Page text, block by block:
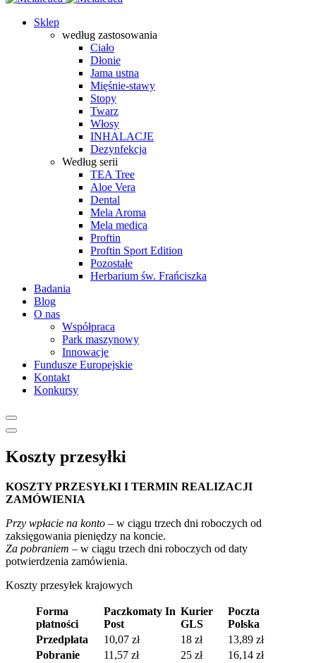
Sklep
według zastosowania
Ciało
Dłonie
Jama ustna
Mięśnie-stawy
Stopy
Twarz
Włosy
INHALACJE
Dezynfekcja
Według serii
TEA Tree
Aloe Vera
Dental
Mela Aroma
Mela medica
Proftin
Proftin Sport Edition
Pozostałe
Herbarium św. Frańciszka
Badania
Blog
O nas
Współpraca
Park maszynowy
Innowacje
Fundusze Europejskie
Kontakt
Konkursy
Koszty przesyłki
KOSZTY PRZESYŁKI I TERMIN REALIZACJI
ZAMÓWIENIA
Przy wpłacie na konto – w ciągu trzech dni roboczych od
zaksięgowania pieniędzy na koncie.
Za pobraniem – w ciągu trzech dni roboczych od daty
potwierdzenia zamówienia.
Koszty przesyłek krajowych
Forma
płatności
Paczkomaty In
Post
Kurier
GLS
Poczta
Polska
Przedpłata
10,07 zł 18 zł
13,89 zł
Pobranie
11,57 zł 25 zł
16,14 zł